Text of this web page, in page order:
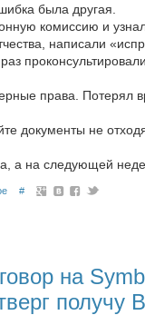
была другая.
комиссию и
написали
права. Потерял
документы не
а на следующей
#
на
получу